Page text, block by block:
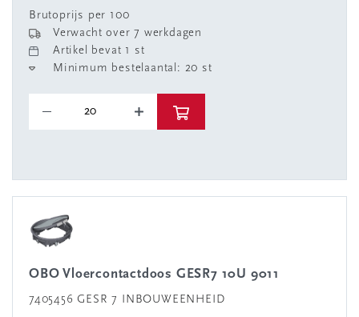
Brutoprijs per 100
Verwacht over 7 werkdagen
Artikel bevat 1 st
Minimum bestelaantal: 20 st
OBO Vloercontactdoos GESR7 10U 9011
7405456 GESR 7 INBOUWEENHEID